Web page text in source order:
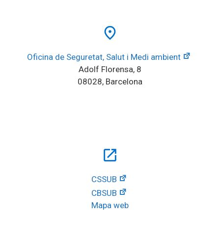
place
Oficina de Seguretat, Salut i Medi ambient
Adolf Florensa, 8
08028, Barcelona
open_in_new
CSSUB
CBSUB
Mapa web